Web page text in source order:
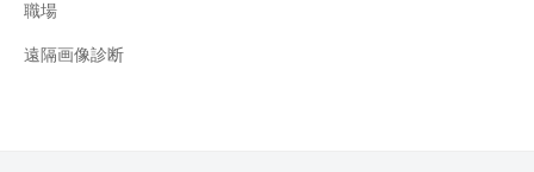
職場
遠隔画像診断